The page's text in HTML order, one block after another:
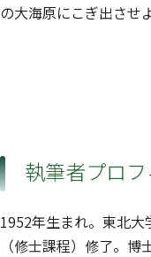
の大海原にこぎ出させ
執筆者プロフ
1952年生まれ。東北
（修士課程）修了。